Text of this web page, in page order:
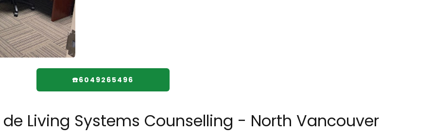
☎️6049265496
Living Systems Counselling - North Vancouver